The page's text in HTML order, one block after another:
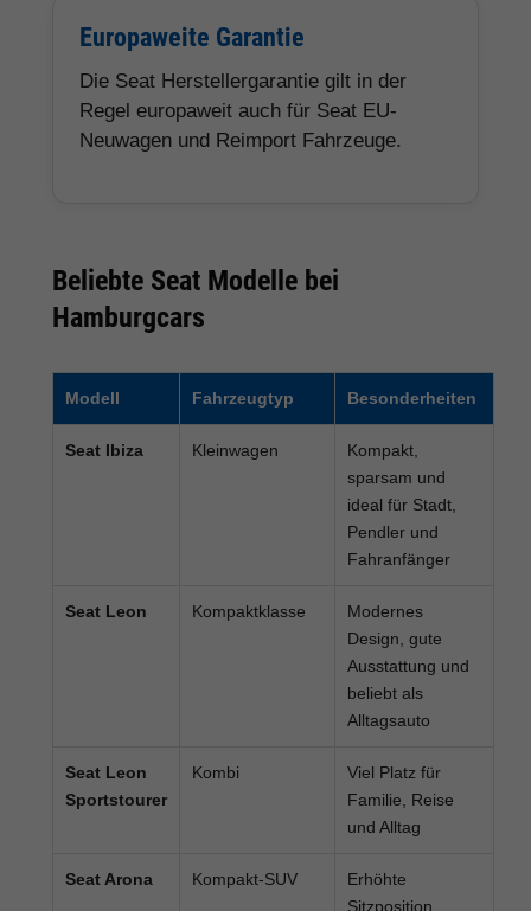
Europaweite Garantie
Die Seat Herstellergarantie gilt in der
Regel europaweit auch für Seat EU-
Neuwagen und Reimport Fahrzeuge.
Beliebte Seat Modelle bei
Hamburgcars
Modell Fahrzeugtyp Besonderheiten
Seat Ibiza Kleinwagen
Kompakt,
sparsam und
ideal für Stadt,
Pendler und
Fahranfänger
Seat Leon Kompaktklasse
Modernes
Design, gute
Ausstattung und
beliebt als
Alltagsauto
Seat Leon
Sportstourer
Kombi
Viel Platz für
Familie, Reise
und Alltag
Seat Arona Kompakt-SUV
Erhöhte
Sitzposition,